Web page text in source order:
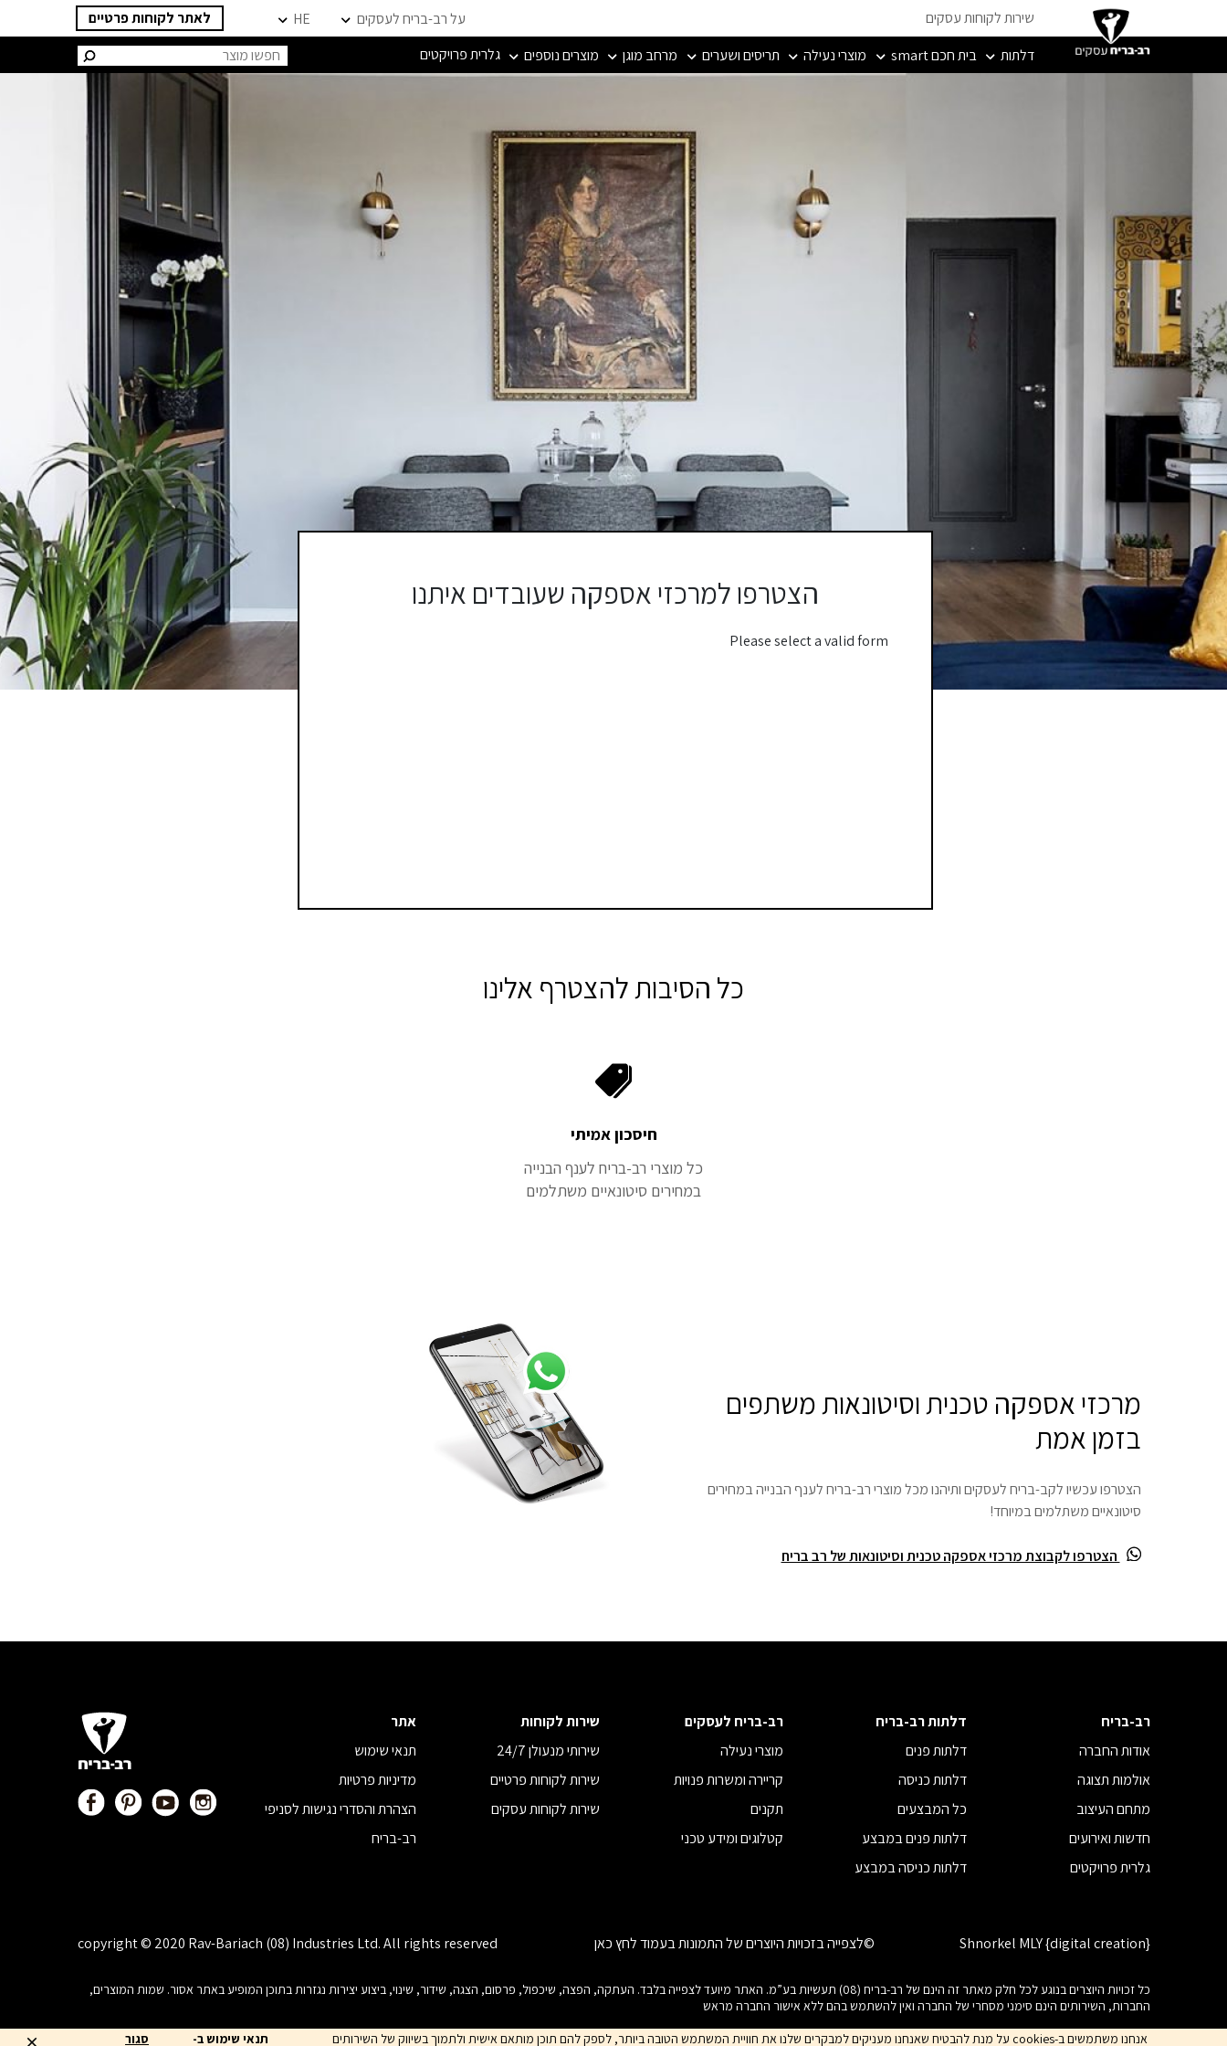
שירות לקוחות עסקים על רב-בריח לעסקים HE
לאתר לקוחות פרטיים
דלתות
בית חכם smart מוצרי נעילה תריסים ושערים מרחב מוגן מוצרים נוספים גלרית פרויקטים חיפוש:
הצטרפו למרכזי אספקה שעובדים איתנו
Please select a valid form
כל הסיבות להצטרף אלינו
חיסכון אמיתי
כל מוצרי רב-בריח לענף הבנייה
במחירים סיטונאיים משתלמים
מרכזי אספקה טכנית וסיטונאות משתפים
בזמן אמת
הצטרפו עכשיו לקב-בריח לעסקים ותיהנו מכל מוצרי רב-בריח לענף הבנייה במחירים
סיטונאיים משתלמים במיוחד!
הצטרפו לקבוצת מרכזי אספקה טכנית וסיטונאות של רב בריח
רב-בריח
אודות החברה
אולמות תצוגה
מתחם העיצוב
חדשות ואירועים
גלרית פרויקטים
דלתות רב-בריח
דלתות פנים
דלתות כניסה
כל המבצעים
דלתות פנים במבצע
דלתות כניסה במבצע
רב-בריח לעסקים
מוצרי נעילה
קריירה ומשרות פנויות
תקנים
קטלוגים ומידע טכני
שירות לקוחות
שירותי מנעולן 24/7
שירות לקוחות פרטיים
שירות לקוחות עסקים
אתר
תנאי שימוש
מדיניות פרטיות
הצהרת והסדרי נגישות לסניפי
רב-בריח
Shnorkel MLY {digital creation} ©לצפייה בזכויות היוצרים של התמונות בעמודלחץ כאן copyright © 2020 Rav-Bariach (08) Industries Ltd. All rights reserved
כל זכויות היוצרים בנוגע לכל חלק מאתר זה הינם של רב-בריח (08) תעשיות בע”מ. האתר מיועד לצפייה בלבד. העתקה, הפצה, שיכפול, פרסום, הצגה, שידור, שינוי, ביצוע יצירות נגזרות בתוכן המופיע באתר אסור. שמות המוצרים,
החברות, השירותים הינם סימני מסחרי של החברה ואין להשתמש בהם ללא אישור החברה מראש
אנחנו משתמשים ב-cookies על מנת להבטיח שאנחנו מעניקים למבקרים שלנו את חוויית המשתמש הטובה ביותר, לספק להם תוכן מותאם אישית ולתמוך בשיווק של השירותים
תנאי שימוש ב- סגור